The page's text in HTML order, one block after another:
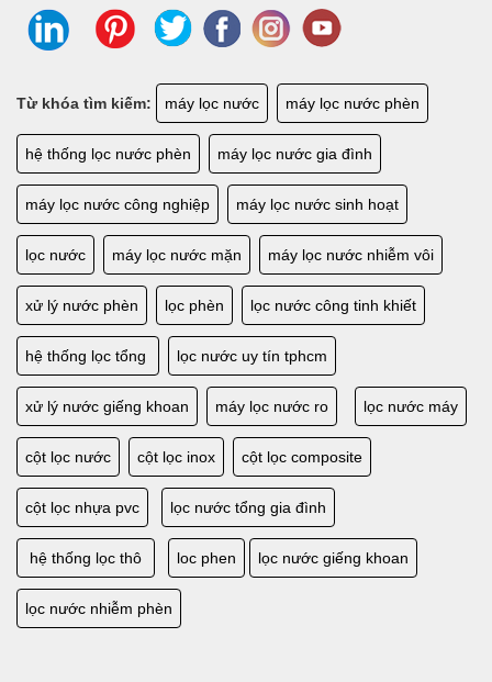
LẮP ĐẶT HỆ THỐNG LỌC NƯỚC SINH HOẠT GIA ĐÌNH
Từ khóa tìm kiếm: máy lọc nước máy lọc nước phèn
hệ thống lọc nước phèn máy lọc nước gia đình
máy lọc nước công nghiệp máy lọc nước sinh hoạt
lọc nước máy lọc nước mặn máy lọc nước nhiễm vôi
xử lý nước phèn lọc phèn lọc nước công tinh khiết
hệ thống lọc tổng lọc nước uy tín tphcm
xử lý nước giếng khoan máy lọc nước ro lọc nước máy
cột lọc nước cột lọc inox cột lọc composite
cột lọc nhựa pvc lọc nước tổng gia đình
hệ thống lọc thô loc phen lọc nước giếng khoan
lọc nước nhiễm phèn